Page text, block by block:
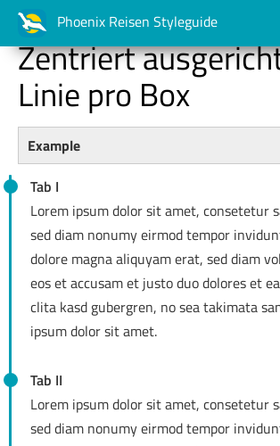
Phoenix Reisen Styleguide
Zentriert
Linie pro Box
Example
Tab I
Lorem ipsum dolor sit amet, consetetur
sed diam nonumy eirmod tempor
dolore magna aliquyam erat, sed diam
eos et accusam et justo duo dolores et
clita kasd gubergren, no sea takimata
ipsum dolor sit amet.
Tab II
Lorem ipsum dolor sit amet, consetetur
sed diam nonumy eirmod tempor